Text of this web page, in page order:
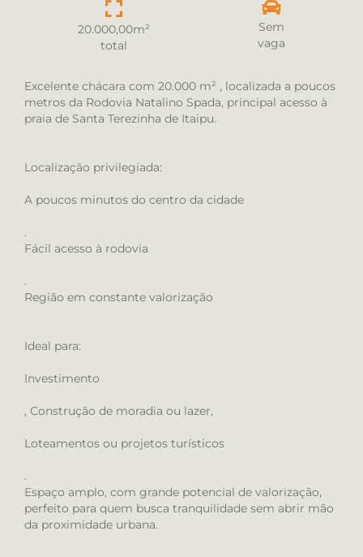
20.000,00m²
total
Sem
vaga
Excelente chácara com 20.000 m² , localizada a poucos
metros da Rodovia Natalino Spada, principal acesso à
praia de Santa Terezinha de Itaipu.
Localização privilegiada:
A poucos minutos do centro da cidade
.
Fácil acesso à rodovia
.
Região em constante valorização
Ideal para:
Investimento
, Construção de moradia ou lazer,
Loteamentos ou projetos turísticos
.
Espaço amplo, com grande potencial de valorização,
perfeito para quem busca tranquilidade sem abrir mão
da proximidade urbana.